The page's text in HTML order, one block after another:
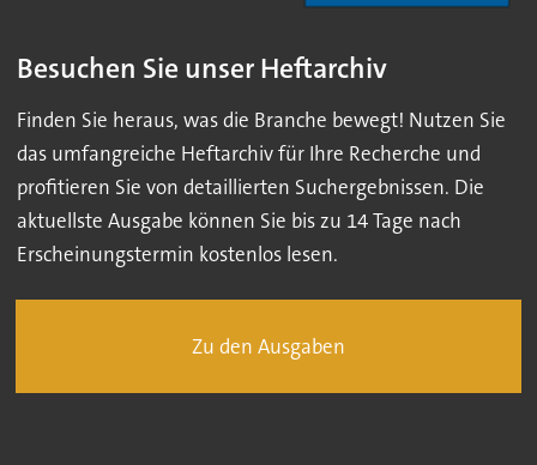
Besuchen Sie unser Heftarchiv
Finden Sie heraus, was die Branche bewegt! Nutzen Sie
das umfangreiche Heftarchiv für Ihre Recherche und
profitieren Sie von detaillierten Suchergebnissen. Die
aktuellste Ausgabe können Sie bis zu 14 Tage nach
Erscheinungstermin kostenlos lesen.
Zu den Ausgaben